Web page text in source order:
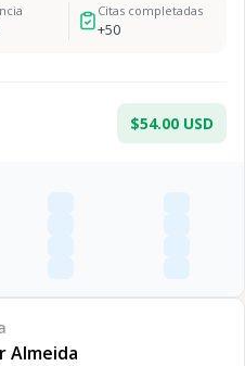
Citas completadas
+50
$54.00 USD
Almeida